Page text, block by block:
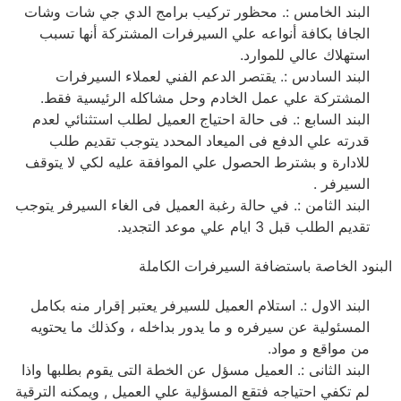
البند الخامس :. محظور تركيب برامج الدي جي شات وشات
الجافا بكافة أنواعه علي السيرفرات المشتركة أنها تسبب
استهلاك عالي للموارد.
البند السادس :. يقتصر الدعم الفني لعملاء السيرفرات
المشتركة علي عمل الخادم وحل مشاكله الرئيسية فقط.
البند السابع :. فى حالة احتياج العميل لطلب استثنائي لعدم
قدرته علي الدفع فى الميعاد المحدد يتوجب تقديم طلب
للادارة و بشترط الحصول علي الموافقة عليه لكي لا يتوقف
السيرفر .
البند الثامن :. في حالة رغبة العميل فى الغاء السيرفر يتوجب
تقديم الطلب قبل 3 ايام علي موعد التجديد.
البنود الخاصة باستضافة السيرفرات الكاملة
البند الاول :. استلام العميل للسيرفر يعتبر إقرار منه بكامل
المسئولية عن سيرفره و ما يدور بداخله ، وكذلك ما يحتويه
من مواقع و مواد.
البند الثانى :. العميل مسؤل عن الخطة التى يقوم بطلبها واذا
لم تكفي احتياجه فتقع المسؤلية علي العميل , ويمكنه الترقية